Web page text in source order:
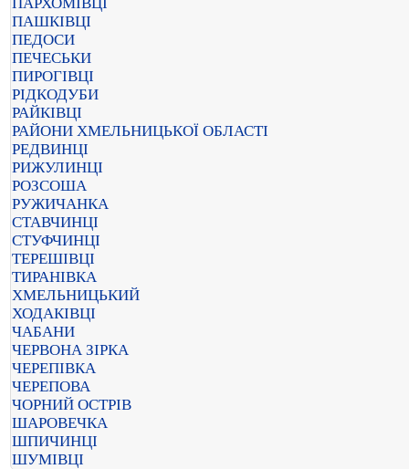
ПАШКІВЦІ
ПЕДОСИ
ПЕЧЕСЬКИ
ПИРОГІВЦІ
РІДКОДУБИ
РАЙКІВЦІ
РАЙОНИ ХМЕЛЬНИЦЬКОЇ ОБЛАСТІ
РЕДВИНЦІ
РИЖУЛИНЦІ
РОЗСОША
РУЖИЧАНКА
СТАВЧИНЦІ
СТУФЧИНЦІ
ТЕРЕШІВЦІ
ТИРАНІВКА
ХМЕЛЬНИЦЬКИЙ
ХОДАКІВЦІ
ЧАБАНИ
ЧЕРВОНА ЗІРКА
ЧЕРЕПІВКА
ЧЕРЕПОВА
ЧОРНИЙ ОСТРІВ
ШАРОВЕЧКА
ШПИЧИНЦІ
ШУМІВЦІ